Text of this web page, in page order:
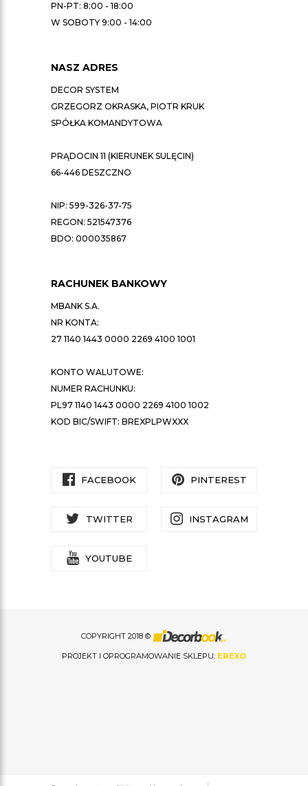
PN-PT: 8:00 - 18:00
W SOBOTY 9:00 - 14:00
NASZ ADRES
DECOR SYSTEM
GRZEGORZ OKRASKA, PIOTR KRUK
SPÓŁKA KOMANDYTOWA
PRĄDOCIN 11 (KIERUNEK SULĘCIN)
66-446 DESZCZNO
NIP: 599-326-37-75
REGON: 521547376
BDO: 000035867
RACHUNEK BANKOWY
MBANK S.A.
NR KONTA:
27 1140 1443 0000 2269 4100 1001
KONTO WALUTOWE:
NUMER RACHUNKU:
PL97 1140 1443 0000 2269 4100 1002
KOD BIC/SWIFT: BREXPLPWXXX
FACEBOOK PINTEREST
TWITTER INSTAGRAM
YOUTUBE
COPYRIGHT 2018 ©
PROJEKT I OPROGRAMOWANIE SKLEPU: EBEXO